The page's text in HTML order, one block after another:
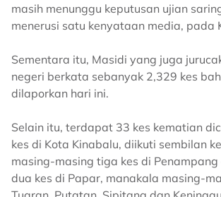
masih menunggu keputusan ujian
menerusi satu kenyataan media, pada
Sementara itu, Masidi yang juga
negeri berkata sebanyak 2,329 kes
dilaporkan hari ini.
Selain itu, terdapat 33 kes kematian
kes di Kota Kinabalu, diikuti sembilan
masing-masing tiga kes di Penampang
dua kes di Papar, manakala masing-